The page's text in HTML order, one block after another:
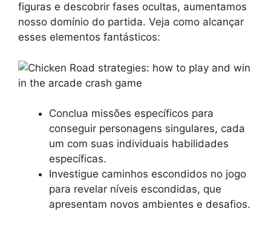
figuras e descobrir fases ocultas, aumentamos
nosso domínio do partida. Veja como alcançar
esses elementos fantásticos:
Conclua missões específicos para
conseguir personagens singulares, cada
um com suas individuais habilidades
específicas.
Investigue caminhos escondidos no jogo
para revelar níveis escondidas, que
apresentam novos ambientes e desafios.